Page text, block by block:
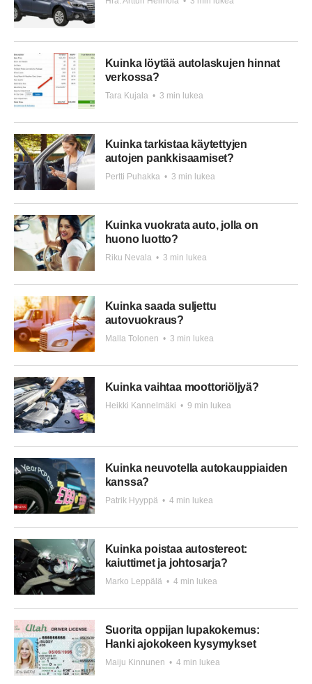
Kuinka löytää autolaskujen hinnat
verkossa?
Tara Kujala • 3 min lukea
Kuinka tarkistaa käytettyjen
autojen pankkisaamiset?
Pertti Puhakka • 3 min lukea
Kuinka vuokrata auto, jolla on
huono luotto?
Riku Nevala • 3 min lukea
Kuinka saada suljettu
autovuokraus?
Malla Tolonen • 3 min lukea
Kuinka vaihtaa moottoriöljyä?
Heikki Kannelmäki • 9 min lukea
Kuinka neuvotella autokauppiaiden
kanssa?
Patrik Hyyppä • 4 min lukea
Kuinka poistaa autostereot:
kaiuttimet ja johtosarja?
Marko Leppälä • 4 min lukea
Suorita oppijan lupakokemus:
Hanki ajokokeen kysymykset
Maiju Kinnunen • 4 min lukea